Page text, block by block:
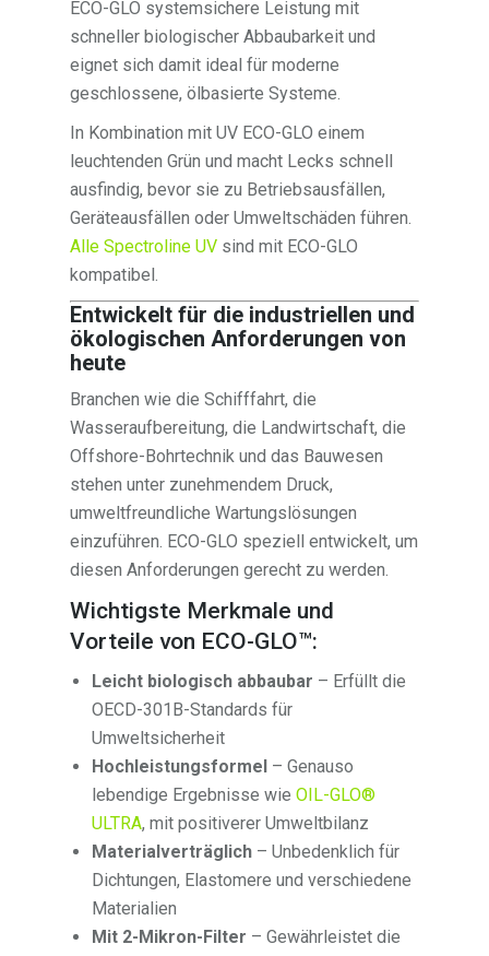
ECO-GLO systemsichere Leistung mit
schneller biologischer Abbaubarkeit und
eignet sich damit ideal für moderne
geschlossene, ölbasierte Systeme.
In Kombination mit UV ECO-GLO einem
leuchtenden Grün und macht Lecks schnell
ausfindig, bevor sie zu Betriebsausfällen,
Geräteausfällen oder Umweltschäden führen.
Alle Spectroline UV sind mit ECO-GLO
kompatibel.
Entwickelt für die industriellen und
ökologischen Anforderungen von
heute
Branchen wie die Schifffahrt, die
Wasseraufbereitung, die Landwirtschaft, die
Offshore-Bohrtechnik und das Bauwesen
stehen unter zunehmendem Druck,
umweltfreundliche Wartungslösungen
einzuführen. ECO-GLO speziell entwickelt, um
diesen Anforderungen gerecht zu werden.
Wichtigste Merkmale und
Vorteile von ECO-GLO™:
Leicht biologisch abbaubar – Erfüllt die
OECD-301B-Standards für
Umweltsicherheit
Hochleistungsformel – Genauso
lebendige Ergebnisse wieOIL-GLO®
ULTRA, mit positiverer Umweltbilanz
Materialverträglich – Unbedenklich für
Dichtungen, Elastomere und verschiedene
Materialien
Mit 2-Mikron-Filter – Gewährleistet die